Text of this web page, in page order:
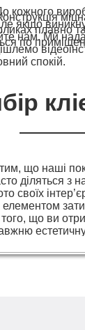
плавно
по
кожного
якщо
нам. Ми
спокій.
що наші
діляться з
своїх
елементом
що ви
естетичну